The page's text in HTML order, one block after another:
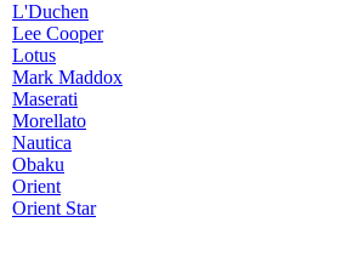
L'Duchen
Lee Cooper
Lotus
Mark Maddox
Maserati
Morellato
Nautica
Obaku
Orient
Orient Star